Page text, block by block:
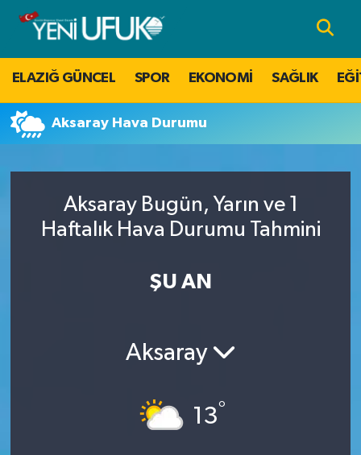
ELAZIĞ GÜNCEL SPOR EKONOMİ SAĞLIK
Aksaray Hava Durumu
Aksaray Bugün, Yarın ve 1
Haftalık Hava Durumu Tahmini
ŞU AN
Aksaray
13°
Nöbetçi Eczaneler
Hava Durumu
Namaz Vakitleri
Süper Lig Puan Durumu ve Fikstür